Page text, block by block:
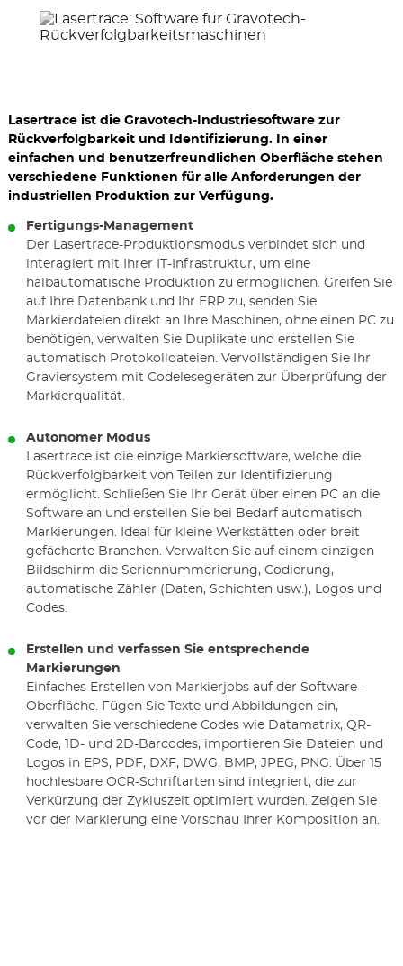
Lasertrace ist die Gravotech-Industriesoftware zur
Rückverfolgbarkeit und Identifizierung. In einer
einfachen und benutzerfreundlichen Oberfläche stehen
verschiedene Funktionen für alle Anforderungen der
industriellen Produktion zur Verfügung.
Fertigungs-Management
Der Lasertrace-Produktionsmodus verbindet sich und
interagiert mit Ihrer IT-Infrastruktur, um eine
halbautomatische Produktion zu ermöglichen. Greifen Sie
auf Ihre Datenbank und Ihr ERP zu, senden Sie
Markierdateien direkt an Ihre Maschinen, ohne einen PC zu
benötigen, verwalten Sie Duplikate und erstellen Sie
automatisch Protokolldateien. Vervollständigen Sie Ihr
Graviersystem mit Codelesegeräten zur Überprüfung der
Markierqualität.
Autonomer Modus
Lasertrace ist die einzige Markiersoftware, welche die
Rückverfolgbarkeit von Teilen zur Identifizierung
ermöglicht. Schließen Sie Ihr Gerät über einen PC an die
Software an und erstellen Sie bei Bedarf automatisch
Markierungen. Ideal für kleine Werkstätten oder breit
gefächerte Branchen. Verwalten Sie auf einem einzigen
Bildschirm die Seriennummerierung, Codierung,
automatische Zähler (Daten, Schichten usw.), Logos und
Codes.
Erstellen und verfassen Sie entsprechende
Markierungen
Einfaches Erstellen von Markierjobs auf der Software-
Oberfläche. Fügen Sie Texte und Abbildungen ein,
verwalten Sie verschiedene Codes wie Datamatrix, QR-
Code, 1D- und 2D-Barcodes, importieren Sie Dateien und
Logos in EPS, PDF, DXF, DWG, BMP, JPEG, PNG. Über 15
hochlesbare OCR-Schriftarten sind integriert, die zur
Verkürzung der Zykluszeit optimiert wurden. Zeigen Sie
vor der Markierung eine Vorschau Ihrer Komposition an.